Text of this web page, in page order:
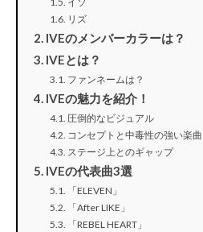
リズ
IVEのメンバーカラーは？
IVEとは？
ファンネームは？
IVEの魅力を紹介！
圧倒的なビジュアル
コンセプトと中毒性の強い楽曲
ステージ上とのギャップ
IVEの代表曲3選
「ELEVEN」
「After LIKE」
「REBEL HEART」